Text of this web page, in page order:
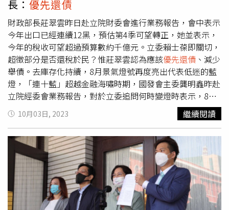
的發展，然後使臺灣未來能夠更永續、更健全的發展。
長：優先還債
財政部長莊翠雲昨日赴立院財委會進行業務報告，會中表示
今年出口已經連續12黑，預估第4季可望轉正，她並表示，
今年的稅收可望超過預算數約千億元。立委賴士葆即關切，
超徵部分是否還稅於民？惟莊翠雲認為應該優先還債 、減少
舉債。去庫存化持續，8月景氣燈號再度亮出代表低迷的藍
燈，「連十藍」超越金融海嘯時期，國發會主委龔明鑫昨赴
立院經委會業務報告，對於立委追問何時變燈時表示，8月
出口雖衰退，但幅度已到個位數，期待9月數字「Maybe轉
正」，希望9月景氣分數和燈號能有所突破，是有一些機
會。景氣逐漸好轉，立委曾銘宗關心，今年前8月全國賦稅
收入已經達到2兆4581億元，年增8.7％，是否有機會超過
預算數？莊翠雲預估，今年確實可望超過預算數，以中央賦
稅收入的話，應該可超過1000億元、加計地方政府則超過
1100億元。賴士葆則提出，歲入實收數已經達到2.09兆
元，而今年的預算數是2.5兆元，他推算，今年歲入有機會
超過3兆元，超過預算數4000億元，是否要還稅於民？莊翠
10月03日, 2023 繼續閱讀